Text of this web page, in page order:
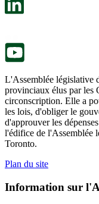
L'Assemblée législative
provinciaux élus par les
circonscription. Elle a
les lois, d'obliger le
d'approuver les
l'édifice de l'Assemblée
Toronto.
Plan du site
Information sur